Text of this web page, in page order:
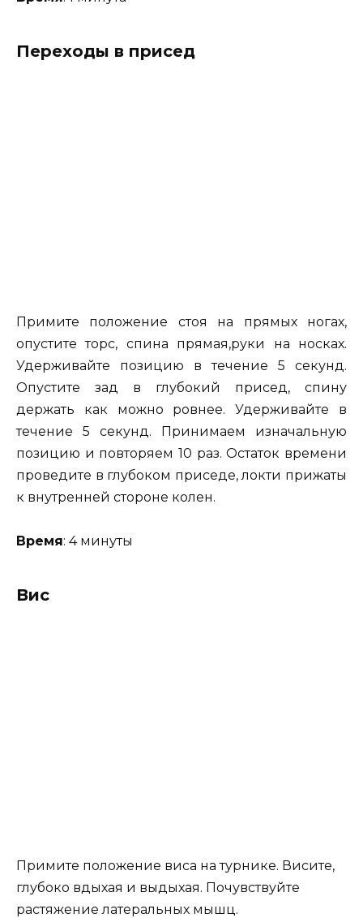
Переходы в присед
Примите положение стоя на прямых ногах,
опустите торс, спина прямая,руки на носках.
Удерживайте позицию в течение 5 секунд.
Опустите зад в глубокий присед, спину
держать как можно ровнее. Удерживайте в
течение 5 секунд. Принимаем изначальную
позицию и повторяем 10 раз. Остаток времени
проведите в глубоком приседе, локти прижаты
к внутренней стороне колен.
Время: 4 минуты
Вис
Примите положение виса на турнике. Висите,
глубоко вдыхая и выдыхая. Почувствуйте
растяжение латеральных мышц.